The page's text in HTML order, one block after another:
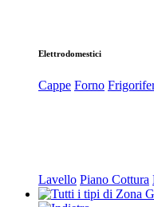
Elettrodomestici
Cappe Forno
Lavello Piano Cottura